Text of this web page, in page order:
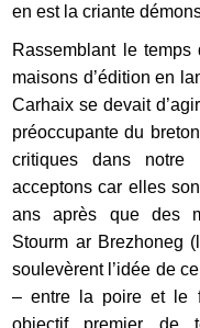
en est la criante
Rassemblant le temps
maisons d’édition en
Carhaix se devait
préoccupante du
critiques dans notre
acceptons car elles
ans après que des
Stourm ar Brezhoneg
soulevèrent l’idée de
– entre la poire et le